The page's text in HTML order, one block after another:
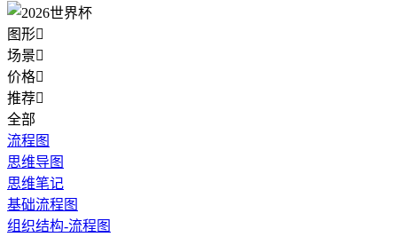
图形
场景
价格
推荐
全部
流程图
思维导图
思维笔记
基础流程图
组织结构-流程图